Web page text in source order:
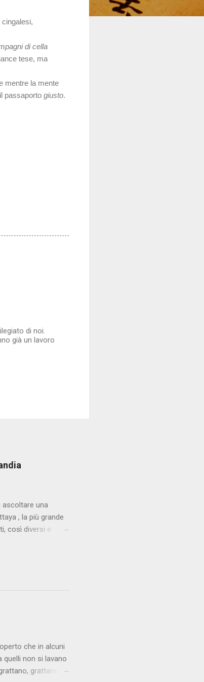
di cella
tese, ma
mentre la mente
passaporto giusto.
di noi.
già un lavoro
ascoltare una
, la più grande
così diversi e
suo albergo alla
Non si tratta di
la faccenda.
che in alcuni
quelli non si lavano
grattano, e